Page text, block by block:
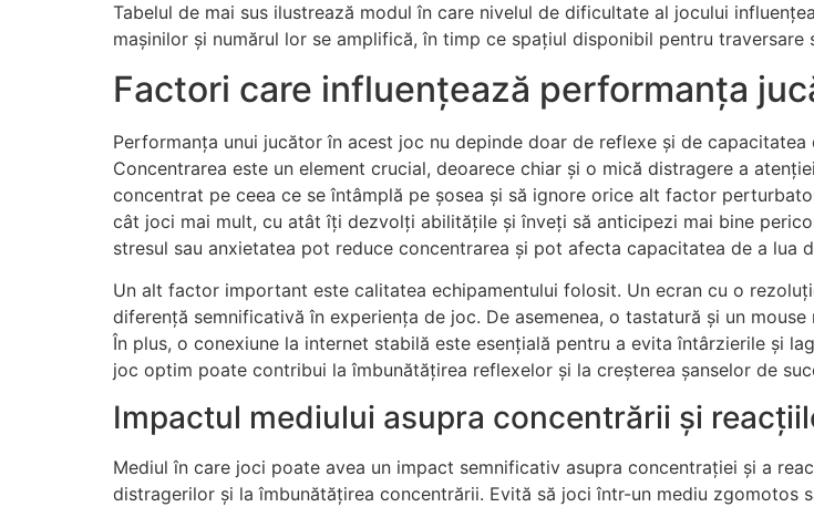
Tabelul de mai sus ilustrează modul în care nivelul de dificultate al jocului
mașinilor și numărul lor se amplifică, în timp ce spațiul disponibil pentru
Factori care influențează performanța
Performanța unui jucător în acest joc nu depinde doar de reflexe și de
Concentrarea este un element crucial, deoarece chiar și o mică distragere a
concentrat pe ceea ce se întâmplă pe șosea și să ignore orice alt factor
cât joci mai mult, cu atât îți dezvolți abilitățile și înveți să anticipezi mai bine
stresul sau anxietatea pot reduce concentrarea și pot afecta capacitatea de a lua
Un alt factor important este calitatea echipamentului folosit. Un ecran cu o
diferență semnificativă în experiența de joc. De asemenea, o tastatură și un
În plus, o conexiune la internet stabilă este esențială pentru a evita întârzierile și
joc optim poate contribui la îmbunătățirea reflexelor și la creșterea șanselor de
Impactul mediului asupra concentrării și
Mediul în care joci poate avea un impact semnificativ asupra concentrației și a
distragerilor și la îmbunătățirea concentrării. Evită să joci într-un mediu zgomotos